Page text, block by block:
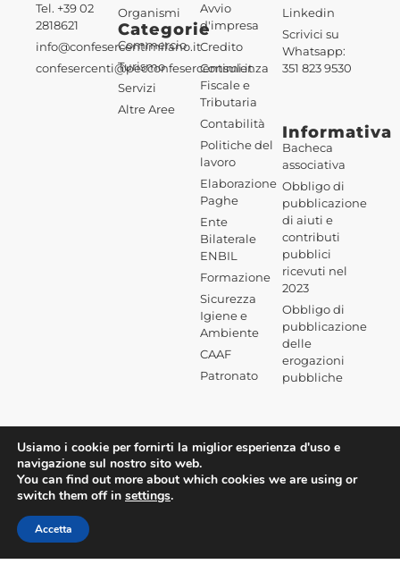
Tel. +39 02
2818621
info@confesercentimilano.it
confesercenti@pecconfesercentimi.it
Organismi
Categorie
Commercio
Turismo
Servizi
Altre Aree
Avvio
d'impresa
Credito
Consulenza
Fiscale e
Tributaria
Contabilità
Politiche del
lavoro
Elaborazione
Paghe
Ente
Bilaterale
ENBIL
Formazione
Sicurezza
Igiene e
Ambiente
CAAF
Patronato
Linkedin
Scrivici su
Whatsapp:
351 823 9530
Informativa
Bacheca
associativa
Obbligo di
pubblicazione
di aiuti e
contributi
pubblici
ricevuti nel
2023
Obbligo di
pubblicazione
delle
erogazioni
pubbliche
Usiamo i cookie per fornirti la miglior esperienza d'uso e
navigazione sul nostro sito web.
You can find out more about which cookies we are using or
switch them off in settings.
Accetta